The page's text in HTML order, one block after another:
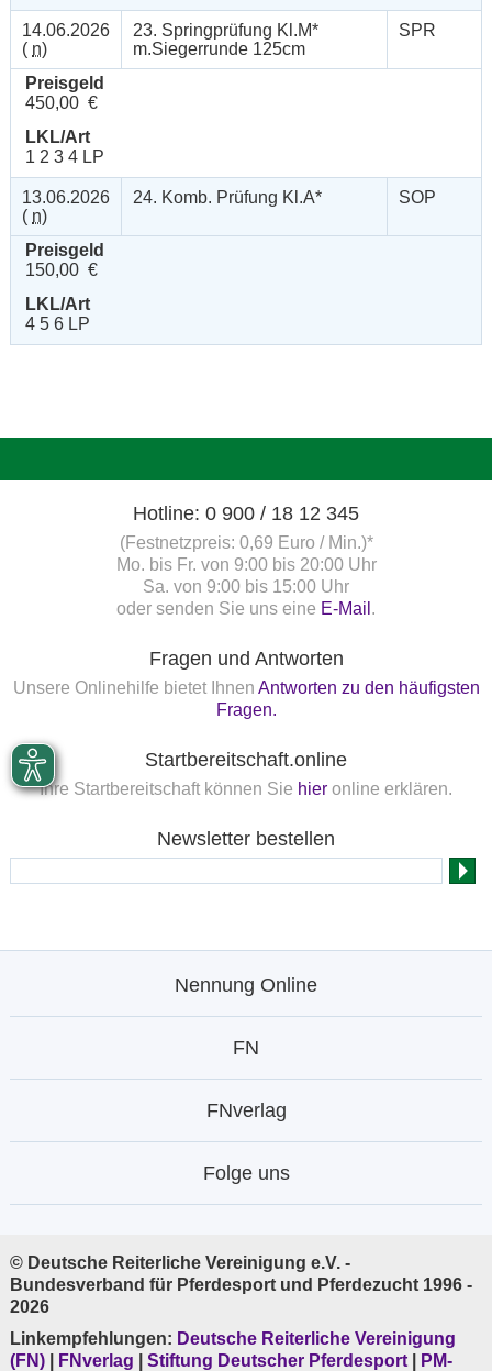
14.06.2026
( n)
23. Springprüfung Kl.M*
m.Siegerrunde 125cm
SPR
Preisgeld
450,00 €
LKL/Art
1 2 3 4 LP
13.06.2026
( n)
24. Komb. Prüfung Kl.A* SOP
Preisgeld
150,00 €
LKL/Art
4 5 6 LP
Hotline: 0 900 / 18 12 345
(Festnetzpreis: 0,69 Euro / Min.)*
Mo. bis Fr. von 9:00 bis 20:00 Uhr
Sa. von 9:00 bis 15:00 Uhr
oder senden Sie uns eine E-Mail .
Fragen und Antworten
Unsere Onlinehilfe bietet Ihnen Antworten zu den häufigsten
Fragen.
Startbereitschaft.online
Ihre Startbereitschaft können Sie hier online erklären.
Newsletter bestellen
Nennung Online
FN
FNverlag
Folge uns
© Deutsche Reiterliche Vereinigung e.V. -
Bundesverband für Pferdesport und Pferdezucht 1996 -
2026
Linkempfehlungen: Deutsche Reiterliche Vereinigung
(FN)
FNverlag Stiftung Deutscher Pferdesport PM-